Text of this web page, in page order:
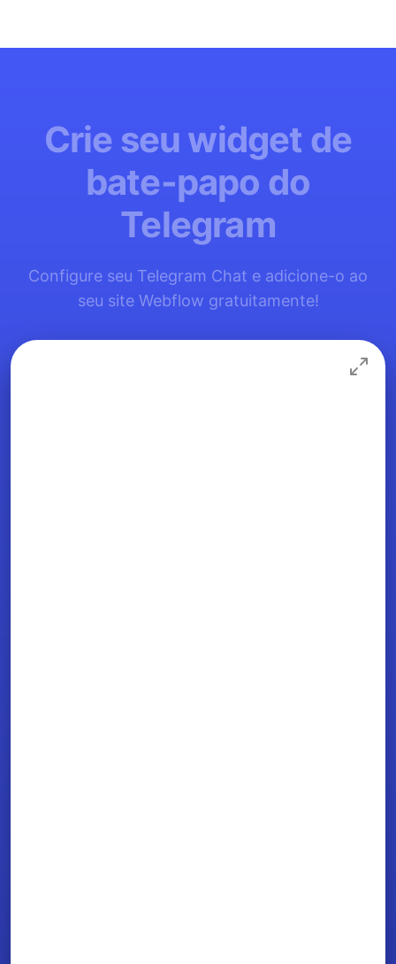
Crie seu widget de
bate-papo do
Telegram
Configure seu Telegram Chat e adicione-o ao
seu site Webflow gratuitamente!